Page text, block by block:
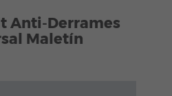
Anti-Derrames
Maletín